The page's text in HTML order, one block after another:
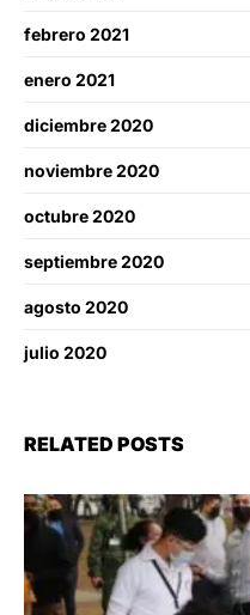
febrero 2021
enero 2021
diciembre 2020
noviembre 2020
octubre 2020
septiembre 2020
agosto 2020
julio 2020
RELATED POSTS